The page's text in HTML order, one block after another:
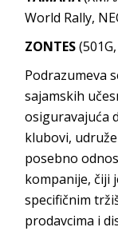
World Rally,
ZONTES
Podrazumeva
sajamskih
osiguravajuća
klubovi,
posebno
kompanije, čiji
specifičnim
prodavcima i